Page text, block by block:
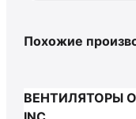
Похожие
ВЕНТИЛЯТОРЫ